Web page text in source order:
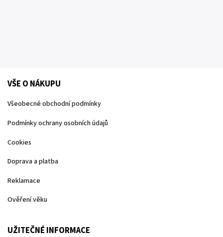
VŠE O NÁKUPU
Všeobecné obchodní podmínky
Podmínky ochrany osobních údajů
Cookies
Doprava a platba
Reklamace
Ověření věku
UŽITEČNÉ INFORMACE